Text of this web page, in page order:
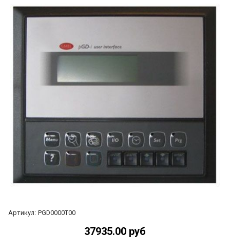
Артикул: PGD0000T00
37935.00 руб